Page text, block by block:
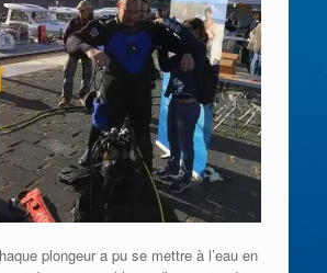
plongeur a pu se mettre à l’eau en